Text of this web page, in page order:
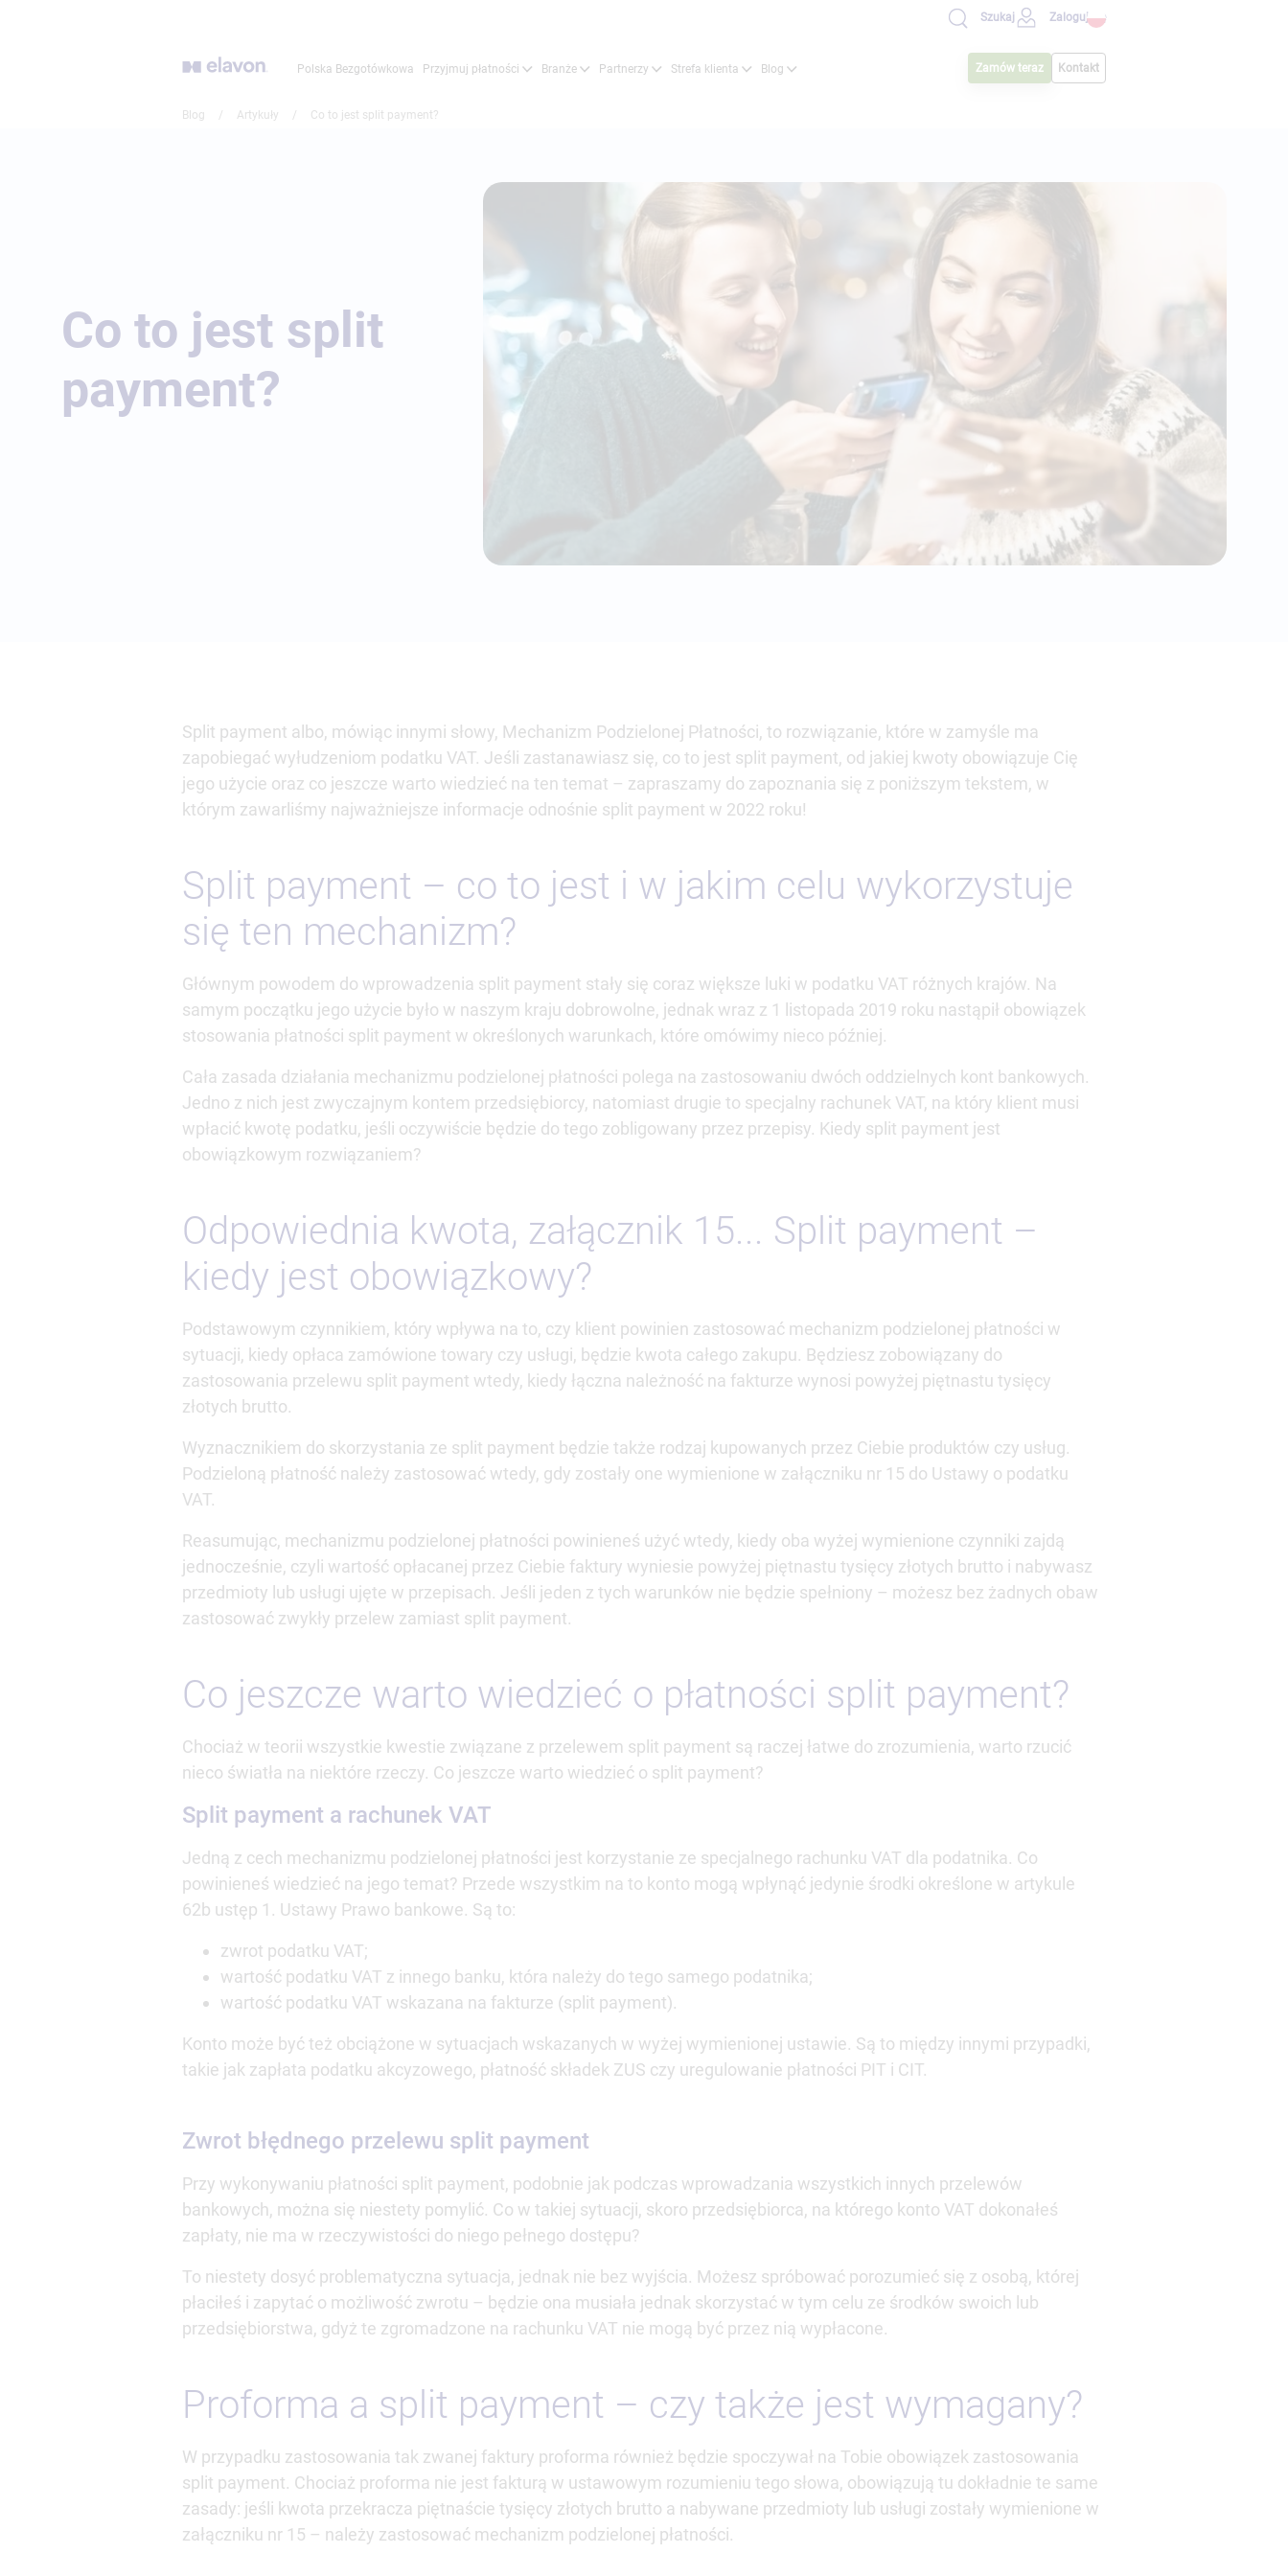
Szukaj Zaloguj się
Polska Bezgotówkowa Przyjmuj płatności Branże Partnerzy Strefa klienta Blog Zamów teraz Kontakt
Blog / Artykuły / Co to jest split payment?
Co to jest split
payment?
Split payment albo, mówiąc innymi słowy, Mechanizm Podzielonej Płatności, to rozwiązanie, które w zamyśle ma
zapobiegać wyłudzeniom podatku VAT. Jeśli zastanawiasz się, co to jest split payment, od jakiej kwoty obowiązuje Cię
jego użycie oraz co jeszcze warto wiedzieć na ten temat – zapraszamy do zapoznania się z poniższym tekstem, w
którym zawarliśmy najważniejsze informacje odnośnie split payment w 2022 roku!
Split payment – co to jest i w jakim celu wykorzystuje
się ten mechanizm?
Głównym powodem do wprowadzenia split payment stały się coraz większe luki w podatku VAT różnych krajów. Na
samym początku jego użycie było w naszym kraju dobrowolne, jednak wraz z 1 listopada 2019 roku nastąpił obowiązek
stosowania płatności split payment w określonych warunkach, które omówimy nieco później.
Cała zasada działania mechanizmu podzielonej płatności polega na zastosowaniu dwóch oddzielnych kont bankowych.
Jedno z nich jest zwyczajnym kontem przedsiębiorcy, natomiast drugie to specjalny rachunek VAT, na który klient musi
wpłacić kwotę podatku, jeśli oczywiście będzie do tego zobligowany przez przepisy. Kiedy split payment jest
obowiązkowym rozwiązaniem?
Odpowiednia kwota, załącznik 15... Split payment –
kiedy jest obowiązkowy?
Podstawowym czynnikiem, który wpływa na to, czy klient powinien zastosować mechanizm podzielonej płatności w
sytuacji, kiedy opłaca zamówione towary czy usługi, będzie kwota całego zakupu. Będziesz zobowiązany do
zastosowania przelewu split payment wtedy, kiedy łączna należność na fakturze wynosi powyżej piętnastu tysięcy
złotych brutto.
Wyznacznikiem do skorzystania ze split payment będzie także rodzaj kupowanych przez Ciebie produktów czy usług.
Podzieloną płatność należy zastosować wtedy, gdy zostały one wymienione w załączniku nr 15 do Ustawy o podatku
VAT.
Reasumując, mechanizmu podzielonej płatności powinieneś użyć wtedy, kiedy oba wyżej wymienione czynniki zajdą
jednocześnie, czyli wartość opłacanej przez Ciebie faktury wyniesie powyżej piętnastu tysięcy złotych brutto i nabywasz
przedmioty lub usługi ujęte w przepisach. Jeśli jeden z tych warunków nie będzie spełniony – możesz bez żadnych obaw
zastosować zwykły przelew zamiast split payment.
Co jeszcze warto wiedzieć o płatności split payment?
Chociaż w teorii wszystkie kwestie związane z przelewem split payment są raczej łatwe do zrozumienia, warto rzucić
nieco światła na niektóre rzeczy. Co jeszcze warto wiedzieć o split payment?
Split payment a rachunek VAT
Jedną z cech mechanizmu podzielonej płatności jest korzystanie ze specjalnego rachunku VAT dla podatnika. Co
powinieneś wiedzieć na jego temat? Przede wszystkim na to konto mogą wpłynąć jedynie środki określone w artykule
62b ustęp 1. Ustawy Prawo bankowe. Są to:
zwrot podatku VAT;
wartość podatku VAT z innego banku, która należy do tego samego podatnika;
wartość podatku VAT wskazana na fakturze (split payment).
Konto może być też obciążone w sytuacjach wskazanych w wyżej wymienionej ustawie. Są to między innymi przypadki,
takie jak zapłata podatku akcyzowego, płatność składek ZUS czy uregulowanie płatności PIT i CIT.
Zwrot błędnego przelewu split payment
Przy wykonywaniu płatności split payment, podobnie jak podczas wprowadzania wszystkich innych przelewów
bankowych, można się niestety pomylić. Co w takiej sytuacji, skoro przedsiębiorca, na którego konto VAT dokonałeś
zapłaty, nie ma w rzeczywistości do niego pełnego dostępu?
To niestety dosyć problematyczna sytuacja, jednak nie bez wyjścia. Możesz spróbować porozumieć się z osobą, której
płaciłeś i zapytać o możliwość zwrotu – będzie ona musiała jednak skorzystać w tym celu ze środków swoich lub
przedsiębiorstwa, gdyż te zgromadzone na rachunku VAT nie mogą być przez nią wypłacone.
Proforma a split payment – czy także jest wymagany?
W przypadku zastosowania tak zwanej faktury proforma również będzie spoczywał na Tobie obowiązek zastosowania
split payment. Chociaż proforma nie jest fakturą w ustawowym rozumieniu tego słowa, obowiązują tu dokładnie te same
zasady: jeśli kwota przekracza piętnaście tysięcy złotych brutto a nabywane przedmioty lub usługi zostały wymienione w
załączniku nr 15 – należy zastosować mechanizm podzielonej płatności.